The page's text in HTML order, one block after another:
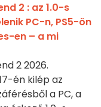
2 : az 1.0-s
PC-n, PS5-ön
en – a mi
2 2026.
én kilép az
a PC, a